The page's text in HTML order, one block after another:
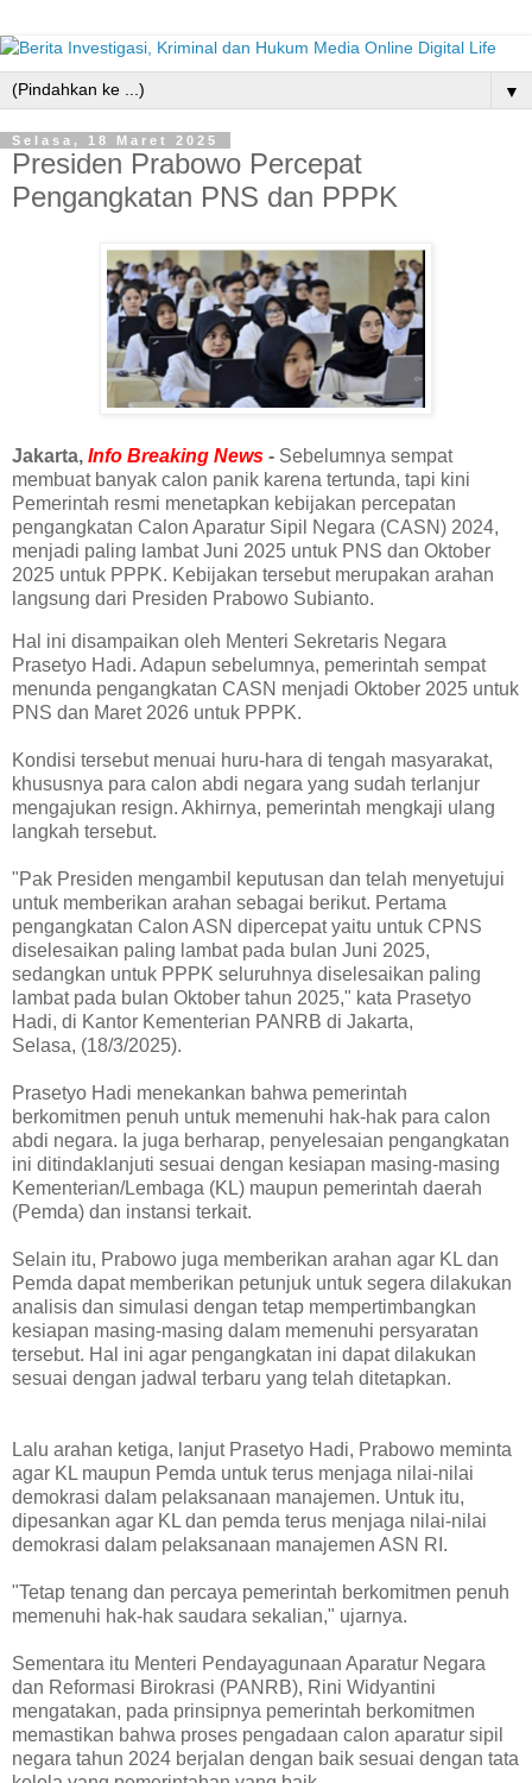
▼
Selasa, 18 Maret 2025
Presiden Prabowo Percepat
Pengangkatan PNS dan PPPK
Jakarta, Info Breaking News - Sebelumnya sempat
membuat banyak calon panik karena tertunda, tapi kini
Pemerintah resmi menetapkan kebijakan percepatan
pengangkatan Calon Aparatur Sipil Negara (CASN) 2024,
menjadi paling lambat Juni 2025 untuk PNS dan Oktober
2025 untuk PPPK. Kebijakan tersebut merupakan arahan
langsung dari Presiden Prabowo Subianto.
Hal ini disampaikan oleh Menteri Sekretaris Negara
Prasetyo Hadi. Adapun sebelumnya, pemerintah sempat
menunda pengangkatan CASN menjadi Oktober 2025 untuk
PNS dan Maret 2026 untuk PPPK.
Kondisi tersebut menuai huru-hara di tengah masyarakat,
khususnya para calon abdi negara yang sudah terlanjur
mengajukan resign. Akhirnya, pemerintah mengkaji ulang
langkah tersebut.
"Pak Presiden mengambil keputusan dan telah menyetujui
untuk memberikan arahan sebagai berikut. Pertama
pengangkatan Calon ASN dipercepat yaitu untuk CPNS
diselesaikan paling lambat pada bulan Juni 2025,
sedangkan untuk PPPK seluruhnya diselesaikan paling
lambat pada bulan Oktober tahun 2025," kata Prasetyo
Hadi, di Kantor Kementerian PANRB di Jakarta,
Selasa, (18/3/2025).
Prasetyo Hadi menekankan bahwa pemerintah
berkomitmen penuh untuk memenuhi hak-hak para calon
abdi negara. Ia juga berharap, penyelesaian pengangkatan
ini ditindaklanjuti sesuai dengan kesiapan masing-masing
Kementerian/Lembaga (KL) maupun pemerintah daerah
(Pemda) dan instansi terkait.
Selain itu, Prabowo juga memberikan arahan agar KL dan
Pemda dapat memberikan petunjuk untuk segera dilakukan
analisis dan simulasi dengan tetap mempertimbangkan
kesiapan masing-masing dalam memenuhi persyaratan
tersebut. Hal ini agar pengangkatan ini dapat dilakukan
sesuai dengan jadwal terbaru yang telah ditetapkan.
Lalu arahan ketiga, lanjut Prasetyo Hadi, Prabowo meminta
agar KL maupun Pemda untuk terus menjaga nilai-nilai
demokrasi dalam pelaksanaan manajemen. Untuk itu,
dipesankan agar KL dan pemda terus menjaga nilai-nilai
demokrasi dalam pelaksanaan manajemen ASN RI.
"Tetap tenang dan percaya pemerintah berkomitmen penuh
memenuhi hak-hak saudara sekalian," ujarnya.
Sementara itu Menteri Pendayagunaan Aparatur Negara
dan Reformasi Birokrasi (PANRB), Rini Widyantini
mengatakan, pada prinsipnya pemerintah berkomitmen
memastikan bahwa proses pengadaan calon aparatur sipil
negara tahun 2024 berjalan dengan baik sesuai dengan tata